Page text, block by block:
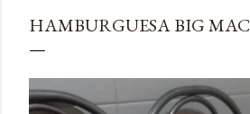
HAMBURGUESA BIG MAC